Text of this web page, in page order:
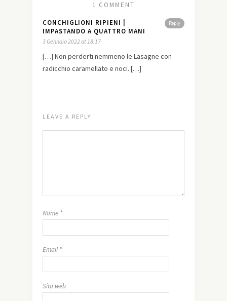
1 COMMENT
Reply
CONCHIGLIONI RIPIENI |
IMPASTANDO A QUATTRO MANI
3 Gennaio 2022 at 18:17
[…] Non perderti nemmeno le Lasagne con
radicchio caramellato e noci. […]
LEAVE A REPLY
Nome *
Email *
Sito web